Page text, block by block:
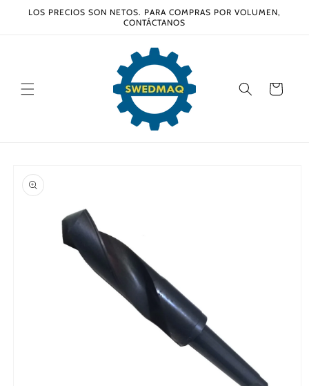
directamente
LOS PRECIOS SON NETOS. PARA COMPRAS POR VOLUMEN,
CONTÁCTANOS
Carrito
a la
información